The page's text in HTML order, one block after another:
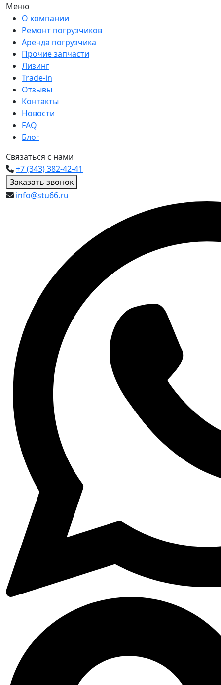
Меню
О компании
Ремонт погрузчиков
Аренда погрузчика
Прочие запчасти
Лизинг
Trade-in
Отзывы
Контакты
Новости
FAQ
Блог
Связаться с нами
+7 (343) 382-42-41
Заказать звонок
info@stu66.ru